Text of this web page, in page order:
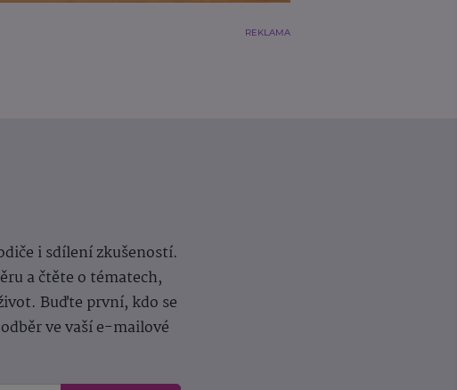
REKLAMA
i sdílení zkušeností.
a čtěte o tématech,
Buďte první, kdo se
ve vaší e-mailové